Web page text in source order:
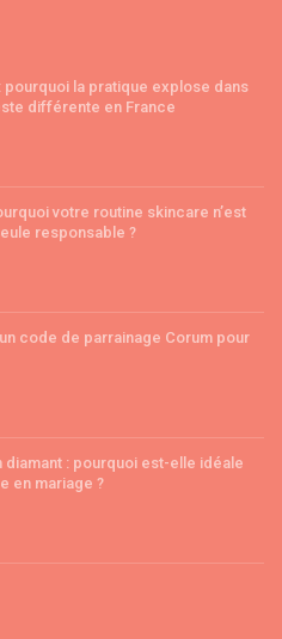
pourquoi la pratique explose dans
différente en France
votre routine skincare n’est
responsable ?
code de parrainage Corum pour
diamant : pourquoi est-elle idéale
en mariage ?